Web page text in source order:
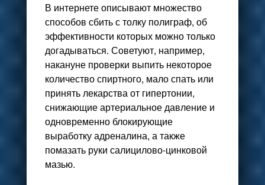
В интернете описывают множество
способов сбить с толку полиграф, об
эффективности которых можно только
догадываться. Советуют, например,
накануне проверки выпить некоторое
количество спиртного, мало спать или
принять лекарства от гипертонии,
снижающие артериальное давление и
одновременно блокирующие
выработку адреналина, а также
помазать руки салицилово-цинковой
мазью.